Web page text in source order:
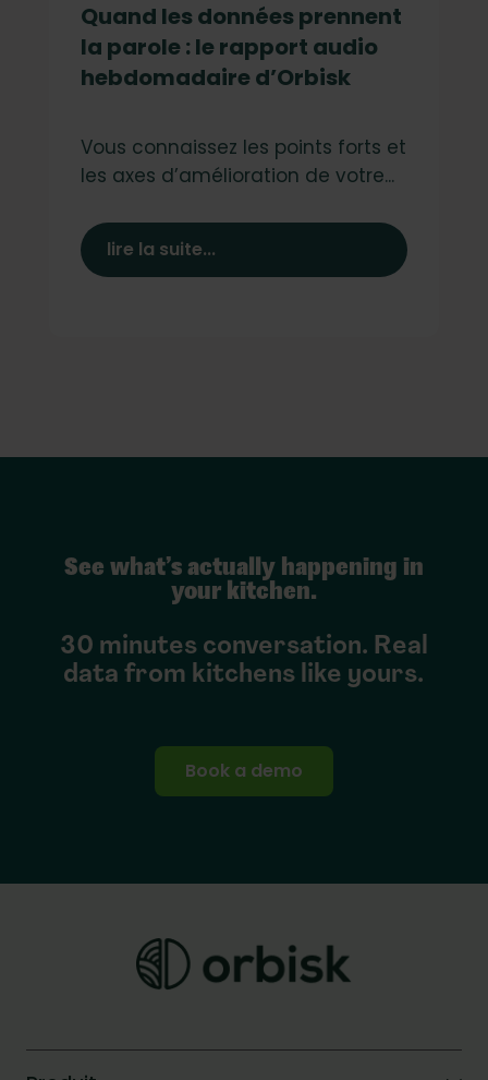
Quand les données prennent
la parole : le rapport audio
hebdomadaire d’Orbisk
Vous connaissez les points forts et
les axes d’amélioration de votre...
lire la suite...
See what’s actually happening in
your kitchen.
30 minutes conversation. Real
data from kitchens like yours.
Book a demo